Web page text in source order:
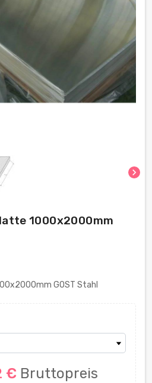
chevron_right
1000x2000mm
GOST Stahl
€ Bruttopreis